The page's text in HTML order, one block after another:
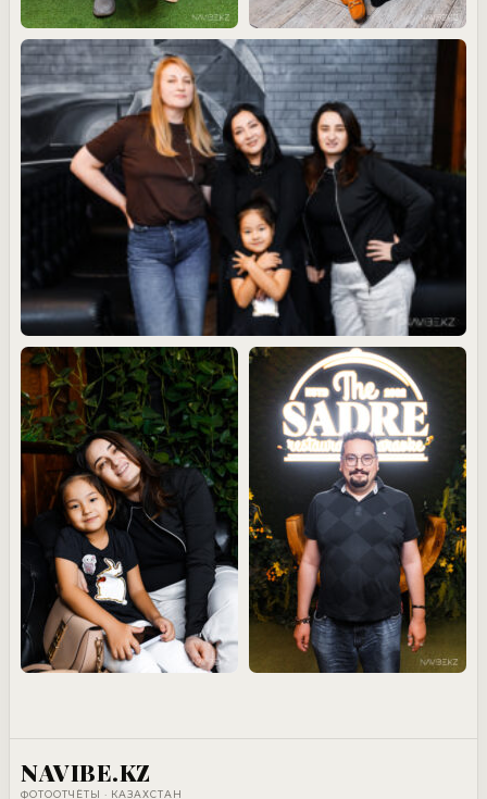
NAVIBE.KZ
ФОТООТЧЁТЫ · КАЗАХСТАН